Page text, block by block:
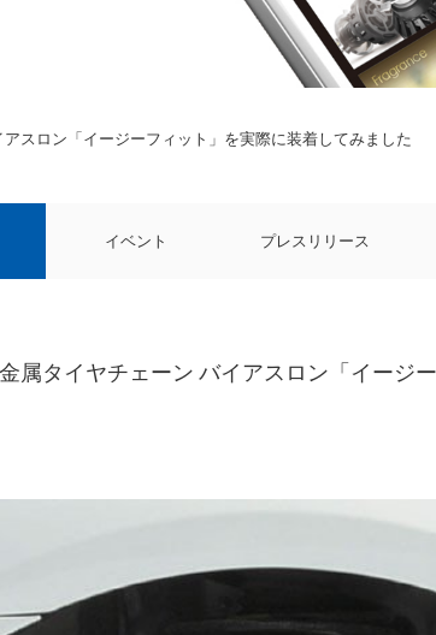
スロン「イージーフィット」を実際に装着してみました
イベント プレスリリース
属タイヤチェーン バイアスロン「イージ